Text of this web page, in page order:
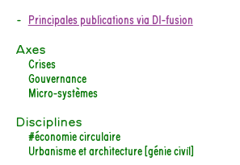
Principales publications via DI-fusion
Axes
Crises
Gouvernance
Micro-systèmes
Disciplines
#économie circulaire
Urbanisme et architecture [génie civil]